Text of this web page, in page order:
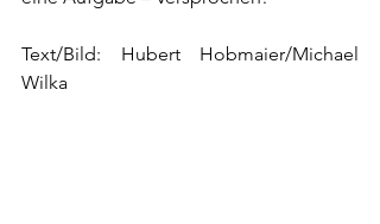
Text/Bild: Hubert Hobmaier/Michael
Wilka